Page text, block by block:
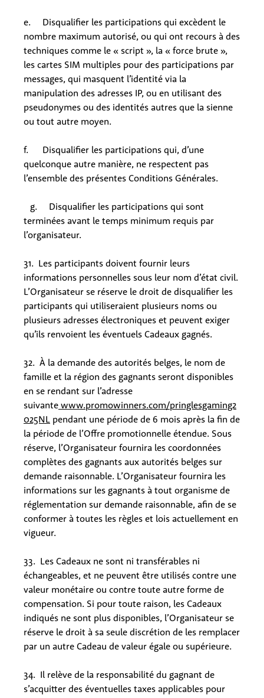
e. Disqualifier les participations qui excèdent le
nombre maximum autorisé, ou qui ont recours à des
techniques comme le « script », la « force brute »,
les cartes SIM multiples pour des participations par
messages, qui masquent l’identité via la
manipulation des adresses IP, ou en utilisant des
pseudonymes ou des identités autres que la sienne
ou tout autre moyen.
f. Disqualifier les participations qui, d’une
quelconque autre manière, ne respectent pas
l’ensemble des présentes Conditions Générales.
g. Disqualifier les participations qui sont
terminées avant le temps minimum requis par
l’organisateur.
31. Les participants doivent fournir leurs
informations personnelles sous leur nom d’état civil.
L’Organisateur se réserve le droit de disqualifier les
participants qui utiliseraient plusieurs noms ou
plusieurs adresses électroniques et peuvent exiger
qu’ils renvoient les éventuels Cadeaux gagnés.
32. À la demande des autorités belges, le nom de
famille et la région des gagnants seront disponibles
en se rendant sur l’adresse
suivante www.promowinners.com/pringlesgaming2
025NL pendant une période de 6 mois après la fin de
la période de l’Offre promotionnelle étendue. Sous
réserve, l’Organisateur fournira les coordonnées
complètes des gagnants aux autorités belges sur
demande raisonnable. L’Organisateur fournira les
informations sur les gagnants à tout organisme de
réglementation sur demande raisonnable, afin de se
conformer à toutes les règles et lois actuellement en
vigueur.
33. Les Cadeaux ne sont ni transférables ni
échangeables, et ne peuvent être utilisés contre une
valeur monétaire ou contre toute autre forme de
compensation. Si pour toute raison, les Cadeaux
indiqués ne sont plus disponibles, l’Organisateur se
réserve le droit à sa seule discrétion de les remplacer
par un autre Cadeau de valeur égale ou supérieure.
34. Il relève de la responsabilité du gagnant de
s’acquitter des éventuelles taxes applicables pour